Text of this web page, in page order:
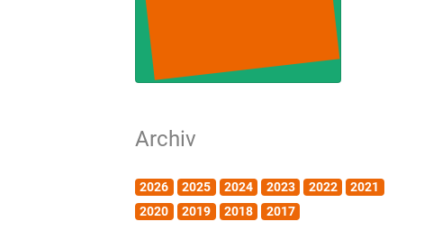
Archiv
2026 2025 2024 2023 2022
2021
2020
2019 2018 2017